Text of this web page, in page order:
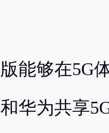
能够在5G
华为共享